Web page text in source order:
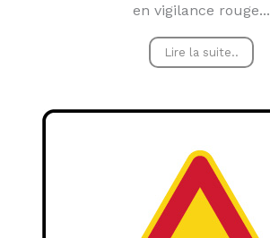
en vigilance rouge...
Lire la suite..